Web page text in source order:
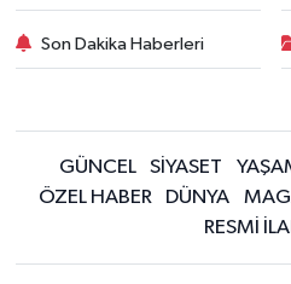
Son Dakika Haberleri
GÜNCEL SİYASET
ÖZEL HABER
DÜNYA
RESMİ